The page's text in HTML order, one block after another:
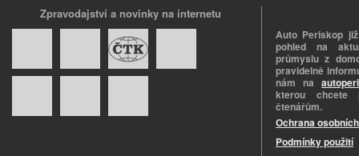
Zpravodajství a novinky na internetu
Auto Periskop
pohled na
průmyslu z
pravidelně
nám na
kterou chcete
čtenářům.
Ochrana
Podmínky použití